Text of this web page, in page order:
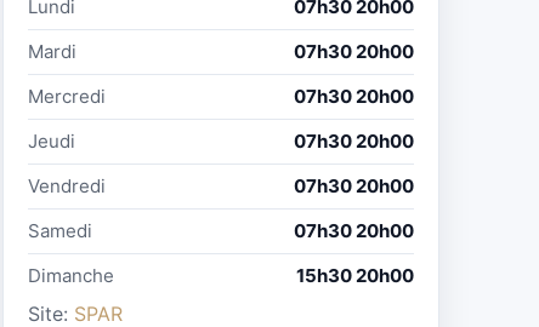
Lundi
07h30 20h00
Mardi
07h30 20h00
Mercredi
07h30 20h00
Jeudi
07h30 20h00
Vendredi
07h30 20h00
Samedi
07h30 20h00
Dimanche
15h30 20h00
Site: SPAR